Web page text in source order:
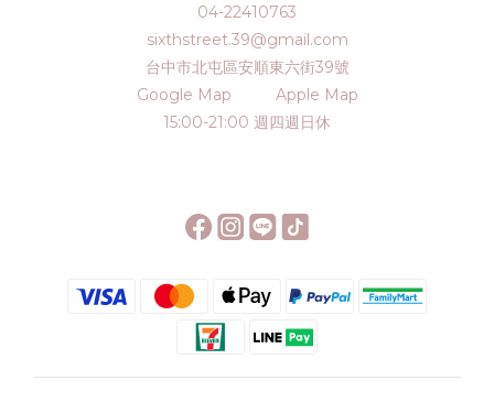
04-22410763
sixthstreet.39@gmail.com
台中市北屯區安順東六街39號
Google Map
Apple Map
15:00-21:00 週四週日休